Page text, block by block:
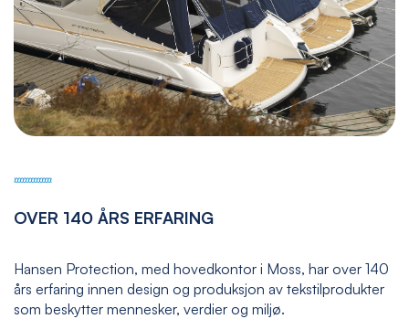
OVER 140 ÅRS ERFARING
Hansen Protection, med hovedkontor i Moss, har over 140
års erfaring innen design og produksjon av tekstilprodukter
som beskytter mennesker, verdier og miljø.